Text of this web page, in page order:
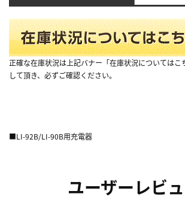
正確な在庫状況は上記バナー「在庫状況についてはこ
して頂き、必ずご確認ください。
■LI-92B/LI-90B用充電器
ユーザーレビ